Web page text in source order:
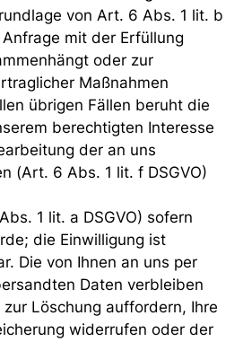
von Art. 6 Abs. 1 lit. b
Anfrage mit der Erfüllung
oder zur
Maßnahmen
übrigen Fällen beruht die
berechtigten Interesse
der an uns
(Art. 6 Abs. 1 lit. f DSGVO)
1 lit. a DSGVO) sofern
die Einwilligung ist
Die von Ihnen an uns per
Daten verbleiben
Löschung auffordern, Ihre
widerrufen oder der